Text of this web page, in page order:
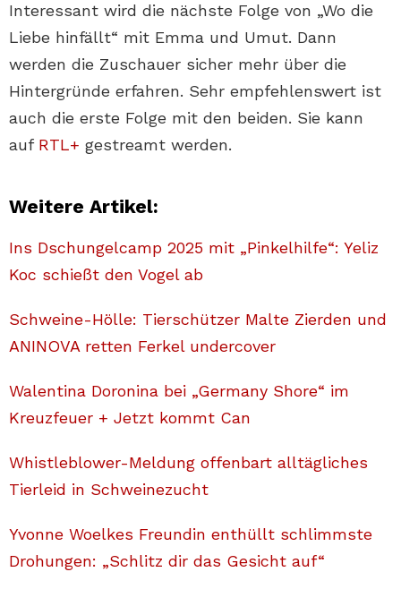
Interessant wird die nächste Folge von „Wo die
Liebe hinfällt“ mit Emma und Umut. Dann
werden die Zuschauer sicher mehr über die
Hintergründe erfahren. Sehr empfehlenswert ist
auch die erste Folge mit den beiden. Sie kann
auf RTL+ gestreamt werden.
Weitere Artikel:
Ins Dschungelcamp 2025 mit „Pinkelhilfe“: Yeliz
Koc schießt den Vogel ab
Schweine-Hölle: Tierschützer Malte Zierden und
ANINOVA retten Ferkel undercover
Walentina Doronina bei „Germany Shore“ im
Kreuzfeuer + Jetzt kommt Can
Whistleblower-Meldung offenbart alltägliches
Tierleid in Schweinezucht
Yvonne Woelkes Freundin enthüllt schlimmste
Drohungen: „Schlitz dir das Gesicht auf“